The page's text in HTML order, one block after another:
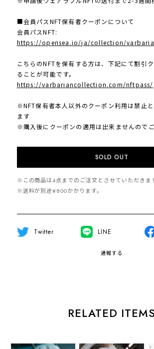
■会員パスNFT保有者クーポンについて
会員パスNFT:
https://opensea.io/ja/collection/
こちらのNFTを保有する方は、下記にて割引
ることが可能です。
https://varbariancollection.com/nftpass/
※NFT保有者本人以外のクーポン利用は禁止
ます
※購入後にクーポンの適用は出来ませんので
SOLD OUT
※この商品は4点までのご注文とさせていただきま
※送料が別途¥800かかります。
Twitter LINE
通報する
RELATED ITEMS